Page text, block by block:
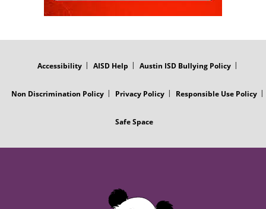
Accessibility AISD Help Austin ISD Bullying Policy
Non Discrimination Policy Privacy Policy Responsible Use Policy
Safe Space